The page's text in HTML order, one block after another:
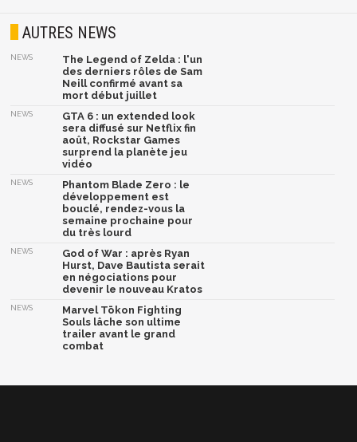
AUTRES NEWS
NEWS
The Legend of Zelda : l'un
des derniers rôles de Sam
Neill confirmé avant sa
mort début juillet
NEWS
GTA 6 : un extended look
sera diffusé sur Netflix fin
août, Rockstar Games
surprend la planète jeu
vidéo
NEWS
Phantom Blade Zero : le
développement est
bouclé, rendez-vous la
semaine prochaine pour
du très lourd
NEWS
God of War : après Ryan
Hurst, Dave Bautista serait
en négociations pour
devenir le nouveau Kratos
NEWS
Marvel Tōkon Fighting
Souls lâche son ultime
trailer avant le grand
combat